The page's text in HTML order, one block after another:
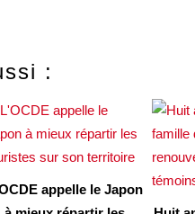
:
appelle le Japon